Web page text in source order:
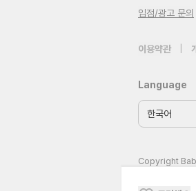
입점/광고 문의
이용약관
Language
Copyright